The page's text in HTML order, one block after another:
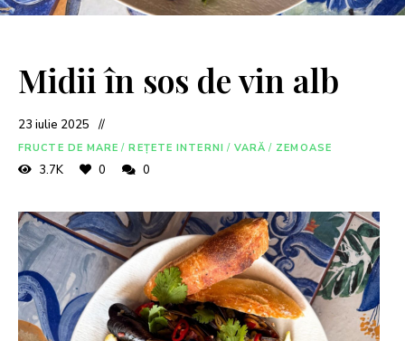
Midii în sos de vin alb
23 iulie 2025
FRUCTE DE MARE / REȚETE INTERNI / VARĂ / ZEMOASE
3.7K 0 0